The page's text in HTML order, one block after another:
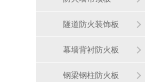
隧道防火装饰板
幕墙背衬防火板
钢梁钢柱防火板